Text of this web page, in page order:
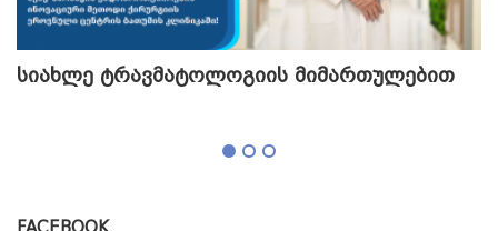
სიახლე ტრავმატოლოგიის მიმართულებით